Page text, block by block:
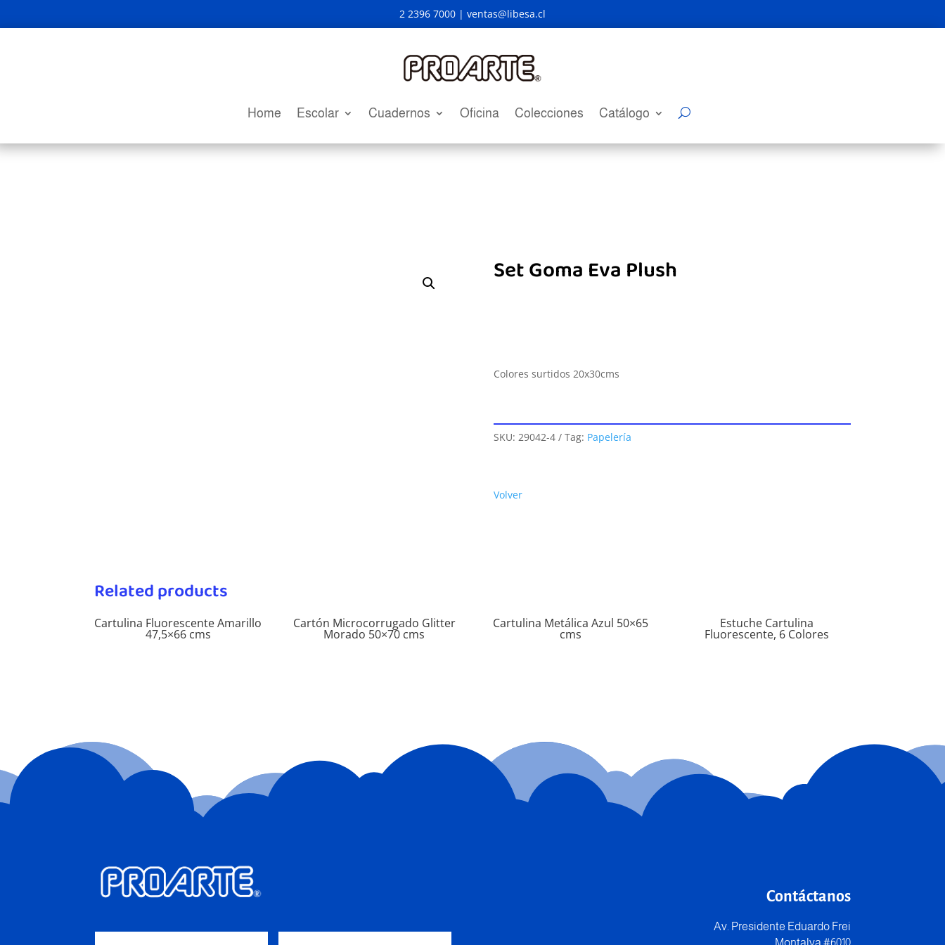
2 2396 7000 | ventas@libesa.cl
Home Escolar Cuadernos Oficina Colecciones Catálogo
Set Goma Eva Plush
Colores surtidos 20x30cms
SKU: 29042-4 Tag: Papelería
Volver
Related products
Cartulina Fluorescente Amarillo
47,5×66 cms
Cartón Microcorrugado Glitter
Morado 50×70 cms
Cartulina Metálica Azul 50×65
cms
Estuche Cartulina
Fluorescente, 6 Colores
Contáctanos
Av. Presidente Eduardo Frei
Montalva #6010